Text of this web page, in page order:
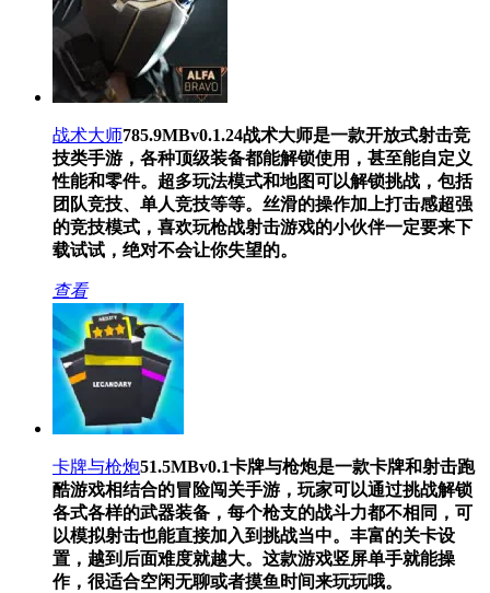
战术大师785.9MBv0.1.24战术大师是一款开放式射击竞
技类手游，各种顶级装备都能解锁使用，甚至能自定义
性能和零件。超多玩法模式和地图可以解锁挑战，包括
团队竞技、单人竞技等等。丝滑的操作加上打击感超强
的竞技模式，喜欢玩枪战射击游戏的小伙伴一定要来下
载试试，绝对不会让你失望的。
查看
卡牌与枪炮51.5MBv0.1卡牌与枪炮是一款卡牌和射击跑
酷游戏相结合的冒险闯关手游，玩家可以通过挑战解锁
各式各样的武器装备，每个枪支的战斗力都不相同，可
以模拟射击也能直接加入到挑战当中。丰富的关卡设
置，越到后面难度就越大。这款游戏竖屏单手就能操
作，很适合空闲无聊或者摸鱼时间来玩玩哦。